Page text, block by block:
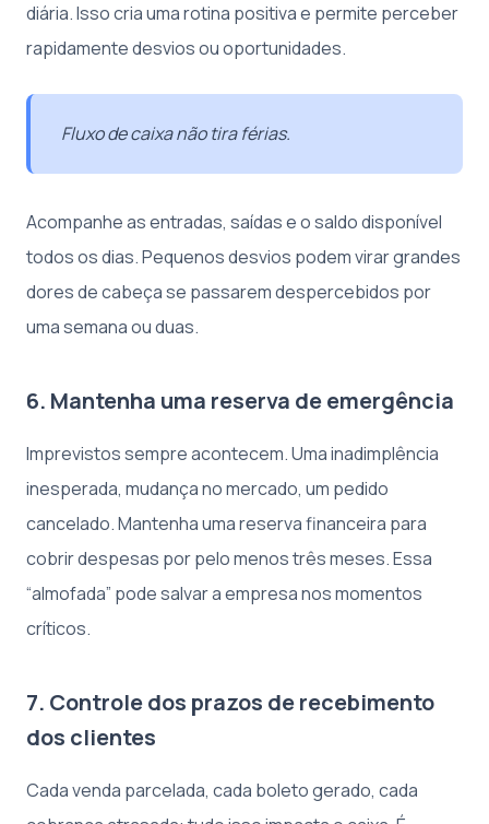
diária. Isso cria uma rotina positiva e permite perceber
rapidamente desvios ou oportunidades.
Fluxo de caixa não tira férias.
Acompanhe as entradas, saídas e o saldo disponível
todos os dias. Pequenos desvios podem virar grandes
dores de cabeça se passarem despercebidos por
uma semana ou duas.
6. Mantenha uma reserva de emergência
Imprevistos sempre acontecem. Uma inadimplência
inesperada, mudança no mercado, um pedido
cancelado. Mantenha uma reserva financeira para
cobrir despesas por pelo menos três meses. Essa
“almofada” pode salvar a empresa nos momentos
críticos.
7. Controle dos prazos de recebimento
dos clientes
Cada venda parcelada, cada boleto gerado, cada